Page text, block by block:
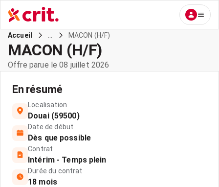
Accueil MACON (H/F)
MACON (H/F)
Offre parue le 08 juillet 2026
En résumé
Localisation
Douai (59500)
Date de début
Dès que possible
Contrat
Intérim - Temps plein
Durée du contrat
18 mois